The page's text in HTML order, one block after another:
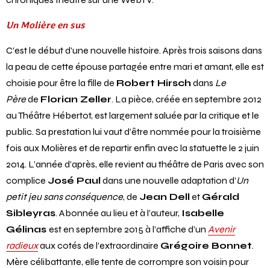
Un Molière en sus
C’est le début d’une nouvelle histoire. Après trois saisons dans
la peau de cette épouse partagée entre mari et amant, elle est
choisie pour être la fille de Robert Hirschdans Le
Pèrede Florian Zeller. La pièce, créée en septembre 2012
au Théâtre Hébertot, est largement saluée par la critique et le
public. Sa prestation lui vaut d’être nommée pour la troisième
fois aux Molières et de repartir enfin avec la statuette le 2 juin
2014. L’année d’après, elle revient au théâtre de Paris avec son
complice José Pauldans une nouvelle adaptation d’Un
petit jeu sans conséquence, de Jean Dellet Gérald
Sibleyras. Abonnée au lieu et à l’auteur, Isabelle
Gélinas est en septembre 2015 à l’affiche d’un Avenir
radieuxaux cotés de l’extraordinaire Grégoire Bonnet.
Mère célibattante, elle tente de corrompre son voisin pour